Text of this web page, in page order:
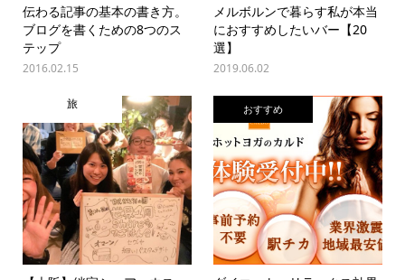
伝わる記事の基本の書き方。
ブログを書くための8つのス
テップ
2016.02.15
メルボルンで暮らす私が本当
におすすめしたいバー【20
選】
2019.06.02
旅 おすすめ